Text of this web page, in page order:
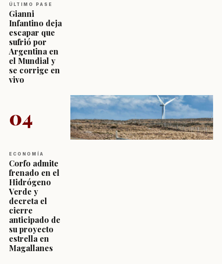
ÚLTIMO PASE
Gianni
Infantino deja
escapar que
sufrió por
Argentina en
el Mundial y
se corrige en
vivo
04
ECONOMÍA
Corfo admite
frenado en el
Hidrógeno
Verde y
decreta el
cierre
anticipado de
su proyecto
estrella en
Magallanes